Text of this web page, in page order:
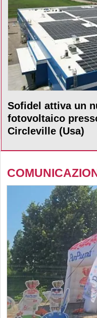
Sofidel attiva un
fotovoltaico
Circleville (Usa)